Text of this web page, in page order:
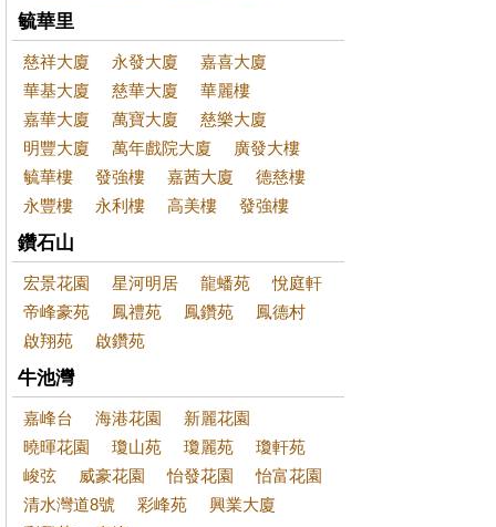
毓華里
慈祥大廈 永發大廈
嘉喜大廈
華基大廈
慈華大廈
華麗樓
嘉華大廈
萬寶大廈
慈樂大廈
明豐大廈
萬年戲院大廈
廣發大樓
毓華樓
發強樓 嘉茜大廈
德慈樓
永豐樓
永利樓 高美樓 發強樓
鑽石山
宏景花園 星河明居 龍蟠苑
悅庭軒
帝峰豪苑
鳳禮苑 鳳鑽苑
鳳德村
啟翔苑
啟鑽苑
牛池灣
嘉峰台 海港花園
新麗花園
曉暉花園
瓊山苑 瓊麗苑
瓊軒苑
峻弦
威豪花園 怡發花園
怡富花園
清水灣道8號
彩峰苑
興業大廈